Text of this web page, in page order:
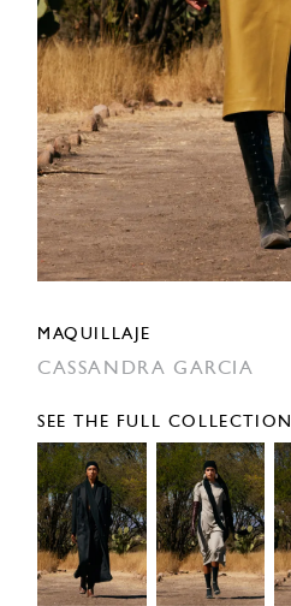
MAQUILLAJE
CASSANDRA GARCIA
SEE THE FULL COLLECTION